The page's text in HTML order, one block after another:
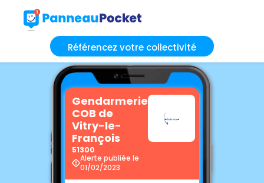
Référencez votre collectivité
Gendarmerie
COB de
Vitry-le-
François
51300
Alerte publiée le
01/02/2023